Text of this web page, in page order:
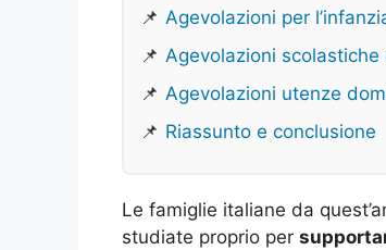
📌 Agevolazioni per
📌 Agevolazioni scolastiche
📌 Agevolazioni utenze
📌 Riassunto e conclusione
Le famiglie italiane da
studiate proprio per